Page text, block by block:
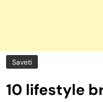
Saveti
10 lifestyle